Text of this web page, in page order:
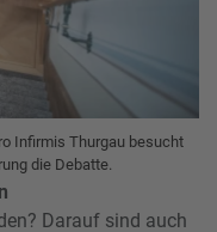
Infirmis Thurgau besucht
die Debatte.
Darauf sind auch